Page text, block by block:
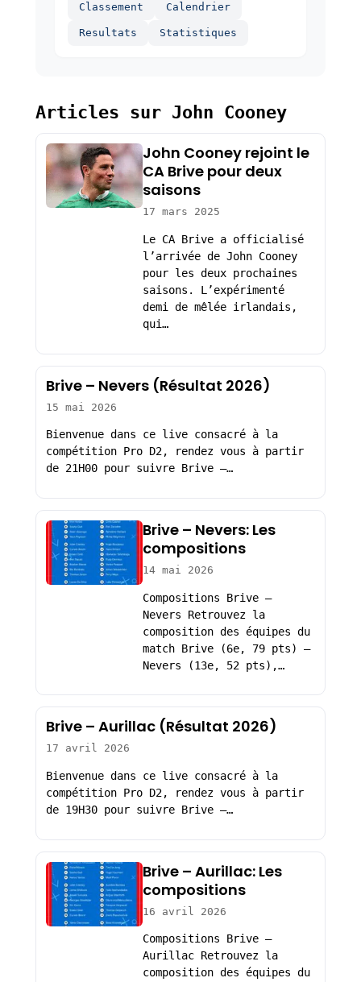
Classement Calendrier
Resultats Statistiques
Articles sur John Cooney
John Cooney rejoint le
CA Brive pour deux
saisons
17 mars 2025
Le CA Brive a officialisé
l’arrivée de John Cooney
pour les deux prochaines
saisons. L’expérimenté
demi de mêlée irlandais,
qui…
Brive – Nevers (Résultat 2026)
15 mai 2026
Bienvenue dans ce live consacré à la
compétition Pro D2, rendez vous à partir
de 21H00 pour suivre Brive –…
Brive – Nevers: Les
compositions
14 mai 2026
Compositions Brive –
Nevers Retrouvez la
composition des équipes du
match Brive (6e, 79 pts) –
Nevers (13e, 52 pts),…
Brive – Aurillac (Résultat 2026)
17 avril 2026
Bienvenue dans ce live consacré à la
compétition Pro D2, rendez vous à partir
de 19H30 pour suivre Brive –…
Brive – Aurillac: Les
compositions
16 avril 2026
Compositions Brive –
Aurillac Retrouvez la
composition des équipes du